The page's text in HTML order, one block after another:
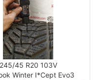
245/45 R20 103V
Winter I*Cept Evo3